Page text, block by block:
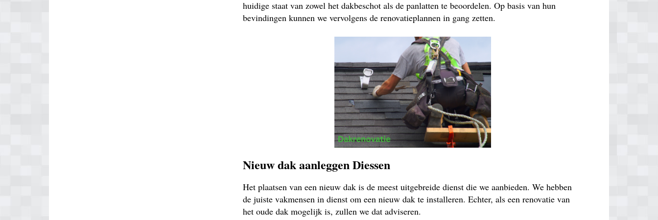
huidige staat van zowel het dakbeschot als de panlatten te beoordelen. Op basis van hun
bevindingen kunnen we vervolgens de renovatieplannen in gang zetten.
Nieuw dak aanleggen Diessen
Het plaatsen van een nieuw dak is de meest uitgebreide dienst die we aanbieden. We hebben
de juiste vakmensen in dienst om een nieuw dak te installeren. Echter, als een renovatie van
het oude dak mogelijk is, zullen we dat adviseren.